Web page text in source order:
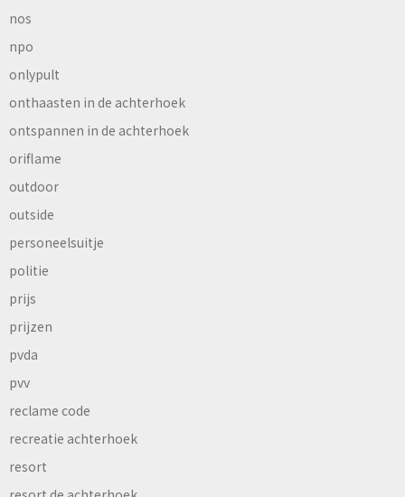
nos
npo
onlypult
onthaasten in de achterhoek
ontspannen in de achterhoek
oriflame
outdoor
outside
personeelsuitje
politie
prijs
prijzen
pvda
pvv
reclame code
recreatie achterhoek
resort